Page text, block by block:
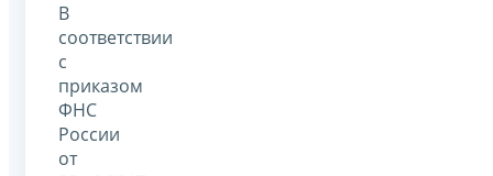
В
соответствии
с
приказом
ФНС
России
от